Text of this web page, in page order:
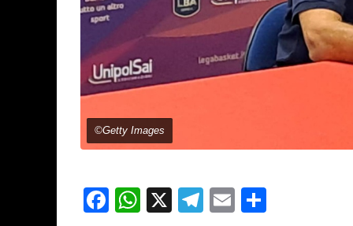
©Getty Images
Facebook
WhatsApp
X Telegram
Email